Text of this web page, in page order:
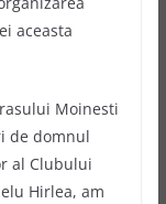
aceasta
Moinesti
de domnul
al Clubului
Hirlea, am